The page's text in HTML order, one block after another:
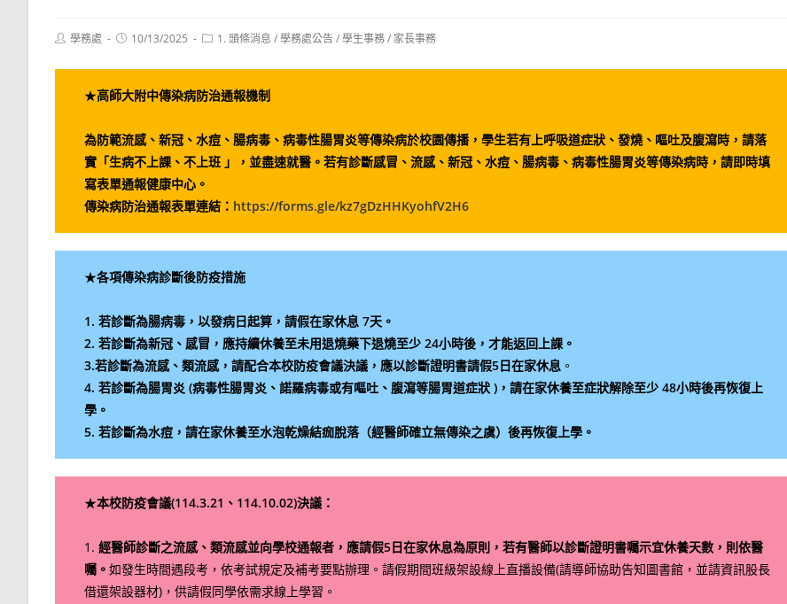
Post學務處
Post10/13/2025
Post1. 頭條消息 /學務處公告/學生事務/ 家長事務
★高師大附中傳染病防治通報機制
為防範流感、新冠、水痘、腸病毒、病毒性腸胃炎等傳染病於校園傳播，學生若有上呼吸道症狀、發燒、嘔吐及腹瀉時，請落
實「生病不上課、不上班 」，並盡速就醫。若有診斷感冒、流感、新冠、水痘、腸病毒、病毒性腸胃炎等傳染病時，請即時填
寫表單通報健康中心。
傳染病防治通報表單連結： https://forms.gle/kz7gDzHHKyohfV2H6
★各項傳染病診斷後防疫措施
1. 若診斷為腸病毒，以發病日起算，請假在家休息 7天。
2. 若診斷為新冠、感冒，應持續休養至未用退燒藥下退燒至少 24小時後，才能返回上課。
3.若診斷為流感、類流感，請配合本校防疫會議決議，應以診斷證明書請假5日在家休息 。
4. 若診斷為腸胃炎 (病毒性腸胃炎、諾羅病毒或有嘔吐、腹瀉等腸胃道症狀 )，請在家休養至症狀解除至少 48小時後再恢復上
學。
5. 若診斷為水痘，請在家休養至水泡乾燥結痂脫落（經醫師確立無傳染之虞）後再恢復上學。
★本校防疫會議(114.3.21、114.10.02)決議：
1.經醫師診斷之流感、類流感並向學校通報者，應請假5日在家休息為原則，若有醫師以診斷證明書囑示宜休養天數，則依醫
囑。如發生時間遇段考，依考試規定及補考要點辦理。請假期間班級架設線上直播設備(請導師協助告知圖書館，並請資訊股長
借還架設器材)，供請假同學依需求線上學習。